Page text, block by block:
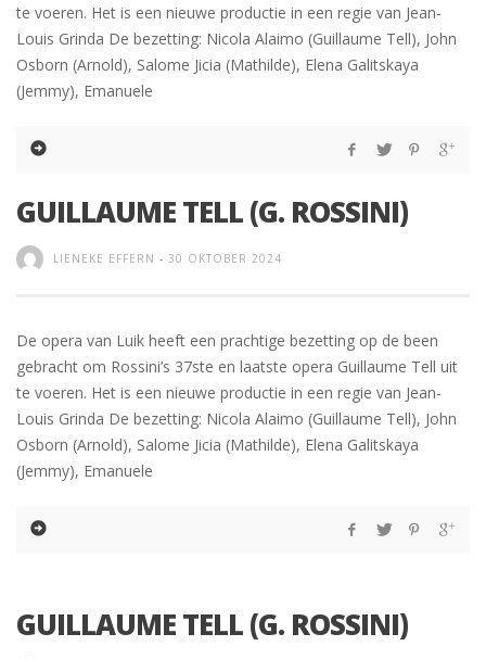
te voeren. Het is een nieuwe productie in een regie van Jean-
Louis Grinda De bezetting: Nicola Alaimo (Guillaume Tell), John
Osborn (Arnold), Salome Jicia (Mathilde), Elena Galitskaya
(Jemmy), Emanuele
GUILLAUME TELL (G. ROSSINI)
LIENEKE EFFERN - 30 OKTOBER 2024
De opera van Luik heeft een prachtige bezetting op de been
gebracht om Rossini’s 37ste en laatste opera Guillaume Tell uit
te voeren. Het is een nieuwe productie in een regie van Jean-
Louis Grinda De bezetting: Nicola Alaimo (Guillaume Tell), John
Osborn (Arnold), Salome Jicia (Mathilde), Elena Galitskaya
(Jemmy), Emanuele
GUILLAUME TELL (G. ROSSINI)